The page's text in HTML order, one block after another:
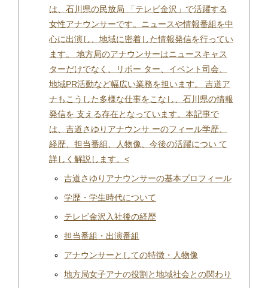
は、石川県の民放局 「テレビ金沢」で活躍する
女性アナウンサーです。ニュースや情報番組を中
心に出演し、地域に密着した情報発信を行ってい
ます。 地方局のアナウンサーはニュースキャス
ターだけでなく、リポー ター、イベント司会、
地域PR活動など幅広い業務を担います。 吉道ア
ナもこうした多様な仕事をこなし、石川県の情報
発信を 支える存在となっています。本記事で
は、吉道さゆりアナウンサ ーのフィール学歴、
経歴、担当番組、人物像、今後の活躍につい て
詳しく解説します。<
吉道さゆりアナウンサーの基本プロフィール
学歴・学生時代について
テレビ金沢入社後の経歴
担当番組・出演番組
アナウンサーとしての特徴・人物像
地方局女子アナの役割と地域社会との関わり